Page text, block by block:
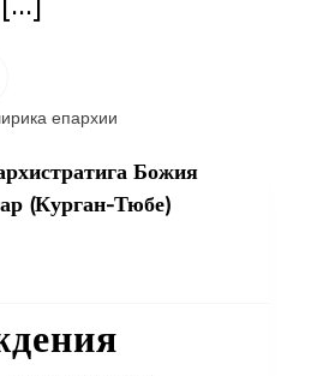
Божия
(Курган-Тюбе)